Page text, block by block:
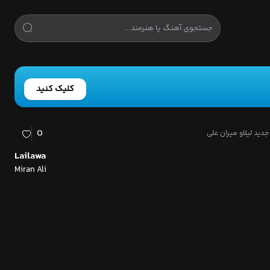
کلیک کنید
لیلاو میران علی 0
Lailawa
Miran Ali